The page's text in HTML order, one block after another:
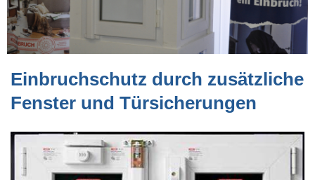
Einbruchschutz durch zusätzliche
Fenster und Türsicherungen